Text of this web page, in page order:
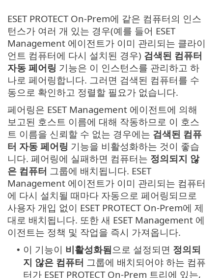
ESET PROTECT On-Prem에 같은 컴퓨터의 인스
턴스가 여러 개 있는 경우(예를 들어 ESET
Management 에이전트가 이미 관리되는 클라이
언트 컴퓨터에 다시 설치된 경우) 검색된 컴퓨터
자동 페어링 기능은 이 인스턴스를 관리하고 하
나로 페어링합니다. 그러면 검색된 컴퓨터를 수
동으로 확인하고 정렬할 필요가 없습니다.
페어링은 ESET Management 에이전트에 의해
보고된 호스트 이름에 대해 작동하므로 이 호스
트 이름을 신뢰할 수 없는 경우에는 검색된 컴퓨
터 자동 페어링 기능을 비활성화하는 것이 좋습
니다. 페어링에 실패하면 컴퓨터는 정의되지 않
은 컴퓨터 그룹에 배치됩니다. ESET
Management 에이전트가 이미 관리되는 컴퓨터
에 다시 설치될 때마다 자동으로 페어링되므로
사용자 개입 없이 ESET PROTECT On-Prem에 제
대로 배치됩니다. 또한 새 ESET Management 에
이전트는 정책 및 작업을 즉시 가져옵니다.
• 이 기능이 비활성화됨 으로 설정되면 정의되
지 않은 컴퓨터 그룹에 배치되어야 하는 컴퓨
터가 ESET PROTECT On-Prem 트리에 있는,